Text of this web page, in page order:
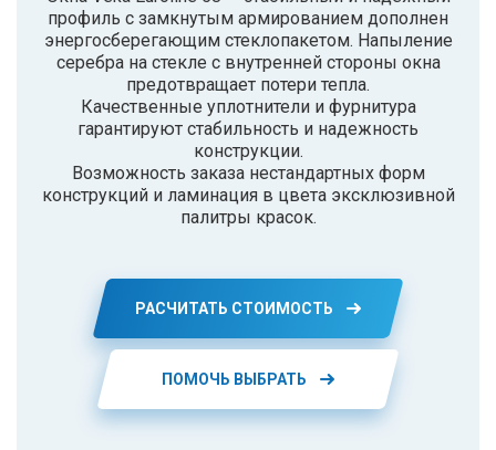
профиль с замкнутым армированием дополнен
энергосберегающим стеклопакетом. Напыление
серебра на стекле с внутренней стороны окна
предотвращает потери тепла.
Качественные уплотнители и фурнитура
гарантируют стабильность и надежность
конструкции.
Возможность заказа нестандартных форм
конструкций и ламинация в цвета эксклюзивной
палитры красок.
РАСЧИТАТЬ СТОИМОСТЬ
ПОМОЧЬ ВЫБРАТЬ